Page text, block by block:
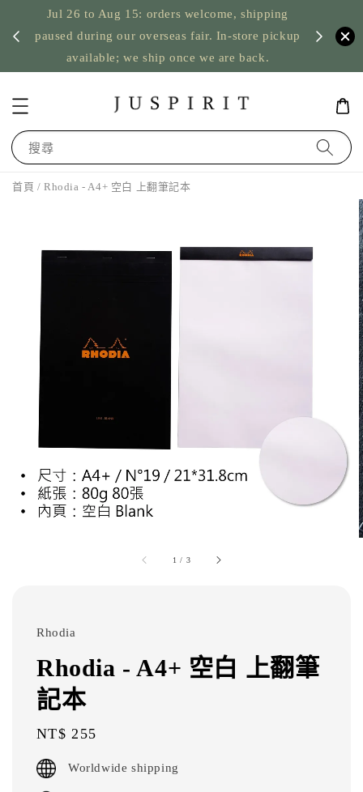
Jul 26 to Aug 15: orders welcome, shipping
paused during our overseas fair. In-store pickup
available; we ship once we are back.
US
搜尋
首頁 / Rhodia - A4+ 空白 上翻筆記本
1 / 3
Rhodia
Rhodia - A4+ 空白 上翻筆
記本
Regular
price
NT$ 255
Worldwide shipping